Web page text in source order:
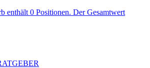
enthält 0 Positionen. Der Gesamtwert